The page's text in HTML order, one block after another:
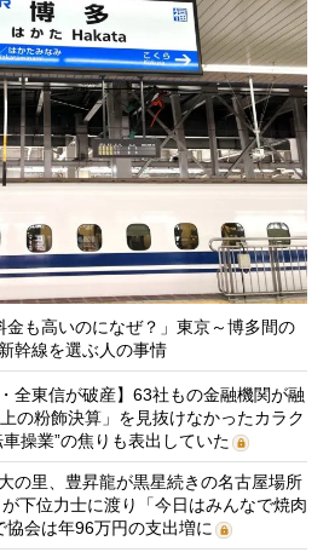
金も高いのになぜ？」東京～博多間の
幹線を選ぶ人の事情
全東信が破産】63社もの金融機関が融
の粉飾決算」を見抜けなかったカラク
操業”の焦りも表出していた
の里、豊昇龍が黒星続きの名古屋場所
下位力士に渡り「今日はみんなで焼肉
会は年96万円の支出増に